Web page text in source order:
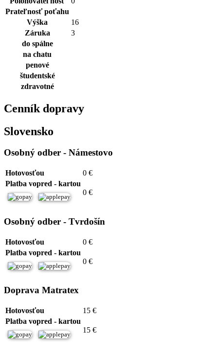
Prateľnosť poťahu
Výška
16
Záruka
3
do spálne
na chatu
penové
študentské
zdravotné
Cenník dopravy
Slovensko
Osobný odber - Námestovo
Hotovosťou
0 €
Platba vopred - kartou
0 €
Osobný odber - Tvrdošín
Hotovosťou
0 €
Platba vopred - kartou
0 €
Doprava Matratex
Hotovosťou
15 €
Platba vopred - kartou
15 €